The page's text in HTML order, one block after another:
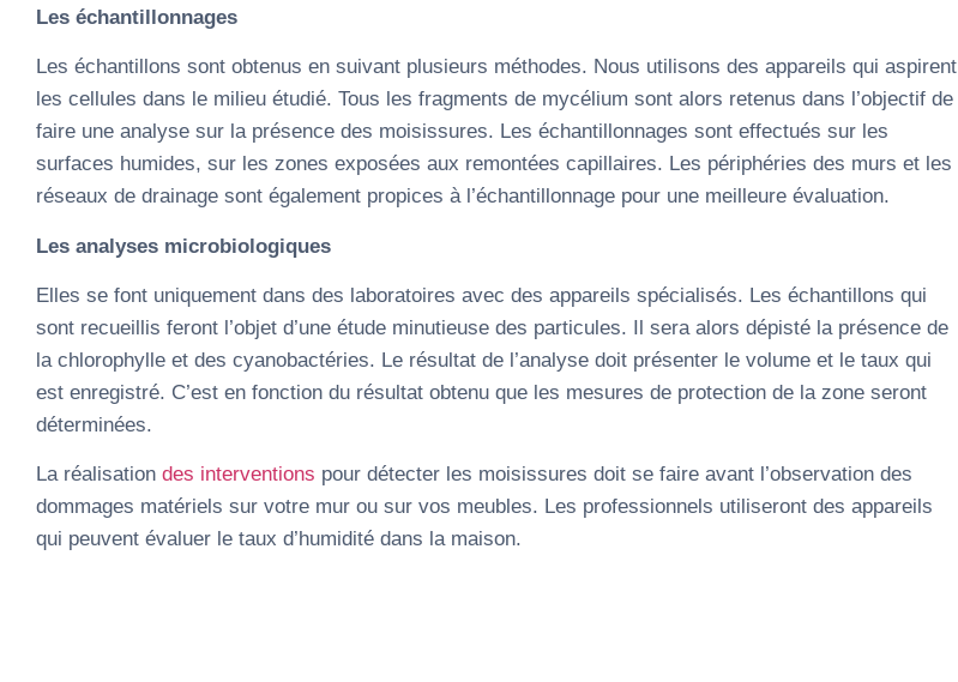
Les échantillonnages
Les échantillons sont obtenus en suivant plusieurs méthodes. Nous utilisons des appareils qui aspirent
les cellules dans le milieu étudié. Tous les fragments de mycélium sont alors retenus dans l’objectif de
faire une analyse sur la présence des moisissures. Les échantillonnages sont effectués sur les
surfaces humides, sur les zones exposées aux remontées capillaires. Les périphéries des murs et les
réseaux de drainage sont également propices à l’échantillonnage pour une meilleure évaluation.
Les analyses microbiologiques
Elles se font uniquement dans des laboratoires avec des appareils spécialisés. Les échantillons qui
sont recueillis feront l’objet d’une étude minutieuse des particules. Il sera alors dépisté la présence de
la chlorophylle et des cyanobactéries. Le résultat de l’analyse doit présenter le volume et le taux qui
est enregistré. C’est en fonction du résultat obtenu que les mesures de protection de la zone seront
déterminées.
La réalisation des interventions pour détecter les moisissures doit se faire avant l’observation des
dommages matériels sur votre mur ou sur vos meubles. Les professionnels utiliseront des appareils
qui peuvent évaluer le taux d’humidité dans la maison.